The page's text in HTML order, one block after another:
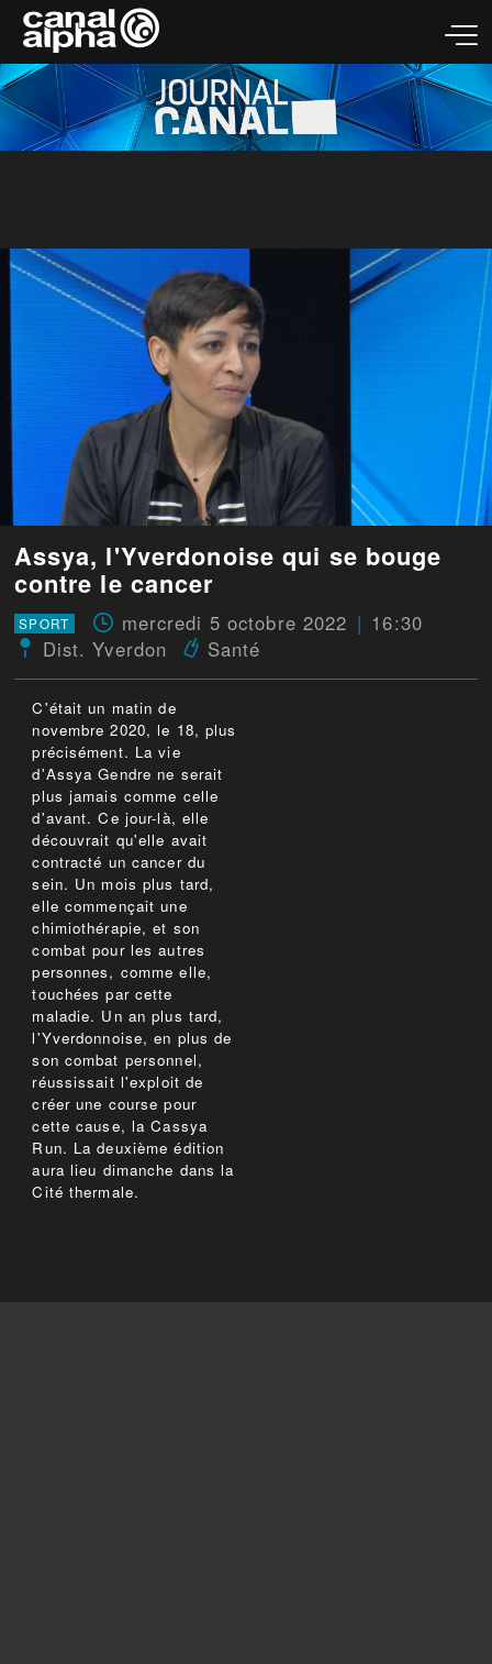
Assya, l'Yverdonoise qui se bouge
contre le cancer
SPORT mercredi 5 octobre 2022
16:30
Dist. Yverdon
Santé
C'était un matin de
novembre 2020, le 18, plus
précisément. La vie
d'Assya Gendre ne serait
plus jamais comme celle
d'avant. Ce jour-là, elle
découvrait qu'elle avait
contracté un cancer du
sein. Un mois plus tard,
elle commençait une
chimiothérapie, et son
combat pour les autres
personnes, comme elle,
touchées par cette
maladie. Un an plus tard,
l'Yverdonnoise, en plus de
son combat personnel,
réussissait l'exploit de
créer une course pour
cette cause, la Cassya
Run. La deuxième édition
aura lieu dimanche dans la
Cité thermale.